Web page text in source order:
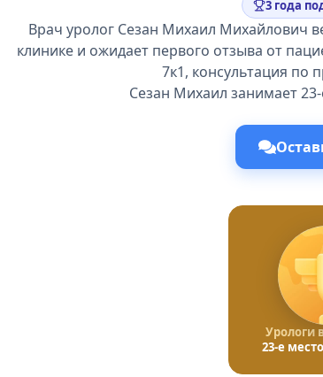
3 года
Врач уролог Сезан Михаил Михайлович
клинике и ожидает первого отзыва от
7к1, консультация по
Сезан Михаил занимает
Урологи
23-е